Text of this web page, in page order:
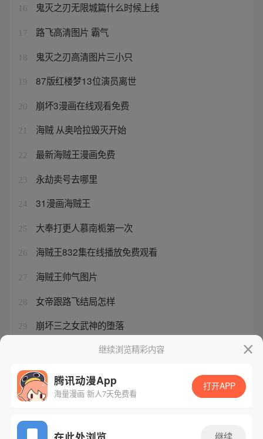
16 鬼灭之刃无限城篇什么时候上线
17 路飞高清图片 霸气
18 鬼灭之刃高清图片三小只
19 87版红楼梦13位演员离世
20 崩坏3漫画在线观看免费
21 海贼 从奥哈拉毁灭开始
22 最新海贼王漫画免费
23 永劫卖号去哪里
24 31漫画海贼王
25 大奉打更人慕南栀第一次
26 海贼王832集在线播放免费观看
27 海贼王帅气图片
28 女帝跟路飞结局怎样
29 崩坏三之女武神的堕落
鬼灭之刃第二季永久免费观看全集
继续浏览精彩内容
腾讯动漫App
海量漫画 新人7天免费看
打开APP
继续
网站备案/许可证号：粤B2-20090059-5